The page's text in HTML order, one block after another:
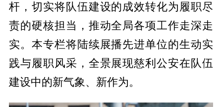
杆，切实将队伍建设的成效转化为履职尽
责的硬核担当，推动全局各项工作走深走
实。本专栏将陆续展播先进单位的生动实
践与履职风采，全景展现慈利公安在队伍
建设中的新气象、新作为。